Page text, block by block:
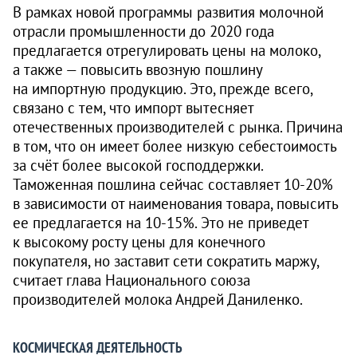
В рамках новой программы развития молочной
отрасли промышленности до 2020 года
предлагается отрегулировать цены на молоко,
а также — повысить ввозную пошлину
на импортную продукцию. Это, прежде всего,
связано с тем, что импорт вытесняет
отечественных производителей с рынка. Причина
в том, что он имеет более низкую себестоимость
за счёт более высокой господдержки.
Таможенная пошлина сейчас составляет 10-20%
в зависимости от наименования товара, повысить
ее предлагается на 10-15%. Это не приведет
к высокому росту цены для конечного
покупателя, но заставит сети сократить маржу,
считает глава Национального союза
производителей молока Андрей Даниленко.
КОСМИЧЕСКАЯ ДЕЯТЕЛЬНОСТЬ